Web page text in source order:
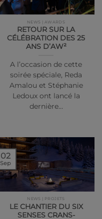
NEWS | AWARDS
RETOUR SUR LA
CÉLÉBRATION DES 25
ANS D’AW²
A l’occasion de cette
soirée spéciale, Reda
Amalou et Stéphanie
Ledoux ont lancé la
dernière…
NEWS | PROJETS
LE CHANTIER DU SIX
SENSES CRANS-
02
Sep